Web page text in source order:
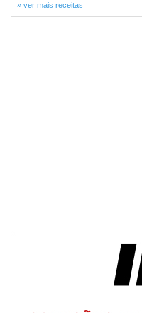
» ver mais receitas